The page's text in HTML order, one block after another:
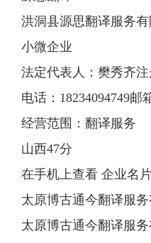
洪洞县源思翻译服务
小微企业
法定代表人：樊秀齐
电话：18234094749邮
经营范围：翻译服务
山西47分
在手机上查看 企业名
太原博古通今翻译服
太原博古通今翻译服